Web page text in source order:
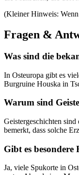
(Kleiner‍ Hinweis: Wenn
Fragen &
Was‌ sind die
In Osteuropa ⁢gibt⁣ es
Burgruine ⁤Houska in⁤
Warum ‌sind⁣
Geistergeschichten
bemerkt, dass solche
Gibt ⁣es
Ja, viele‍ Spukorte⁤ in